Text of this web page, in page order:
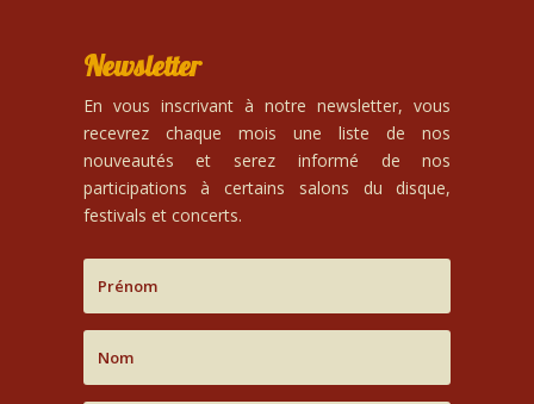
Newsletter
En vous inscrivant à notre newsletter, vous
recevrez chaque mois une liste de nos
nouveautés et serez informé de nos
participations à certains salons du disque,
festivals et concerts.